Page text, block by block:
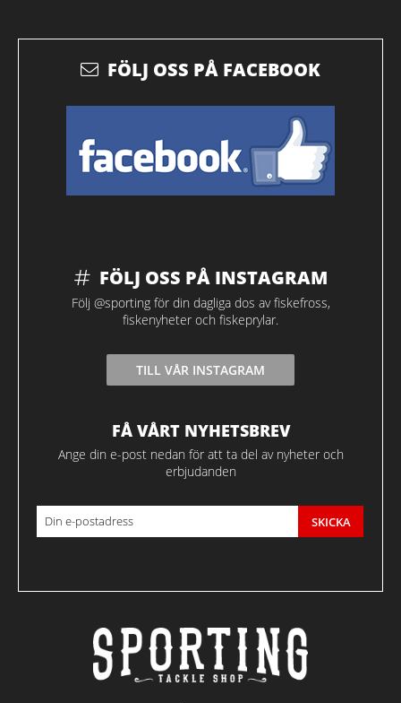
FÖLJ OSS PÅ FACEBOOK
FÖLJ OSS PÅ INSTAGRAM
Följ @sporting för din dagliga dos av fiskefross,
fiskenyheter och fiskeprylar.
TILL VÅR INSTAGRAM
FÅ VÅRT NYHETSBREV
Ange din e-post nedan för att ta del av nyheter och
erbjudanden
SKICKA